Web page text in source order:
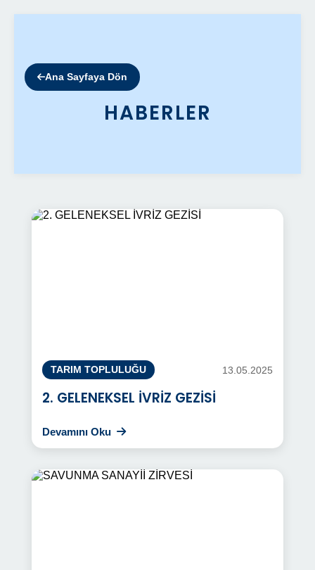
Ana Sayfaya Dön
HABERLER
TARIM TOPLULUĞU 13.05.2025
2. GELENEKSEL İVRİZ GEZİSİ
Devamını Oku